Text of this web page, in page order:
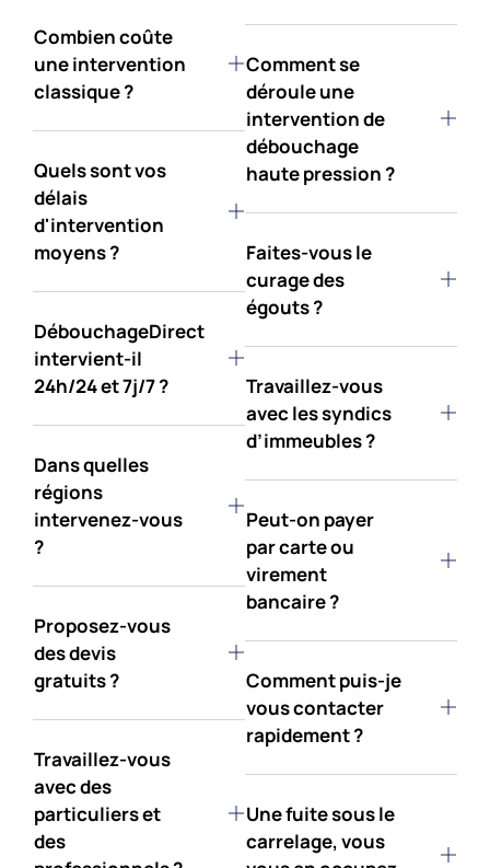
Combien coûte
une intervention
classique ?
Quels sont vos
délais
d'intervention
moyens ?
DébouchageDirect
intervient-il
24h/24 et 7j/7 ?
Dans quelles
régions
intervenez-vous
?
Proposez-vous
des devis
gratuits ?
Travaillez-vous
avec des
particuliers et
des
Comment se
déroule une
intervention de
débouchage
haute pression ?
Faites-vous le
curage des
égouts ?
Travaillez-vous
avec les syndics
d’immeubles ?
Peut-on payer
par carte ou
virement
bancaire ?
Comment puis-je
vous contacter
rapidement ?
Une fuite sous le
carrelage, vous